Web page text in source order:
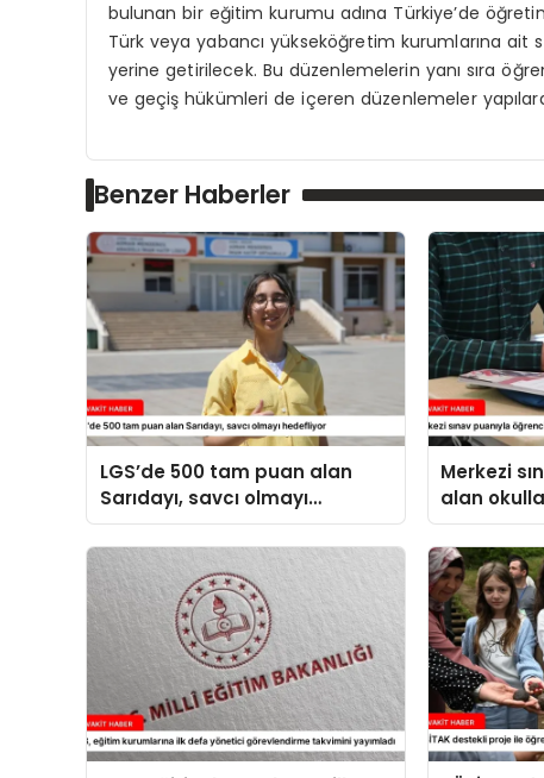
bulunan bir eğitim kurumu adına Türkiye’de
Türk veya yabancı yükseköğretim kurumlarına ait
yerine getirilecek. Bu düzenlemelerin yanı sıra
ve geçiş hükümleri de içeren düzenlemeler
Benzer Haberler
LGS’de 500 tam puan alan
Sarıdayı, savcı olmayı
hedefliyor
Merkezi
alan